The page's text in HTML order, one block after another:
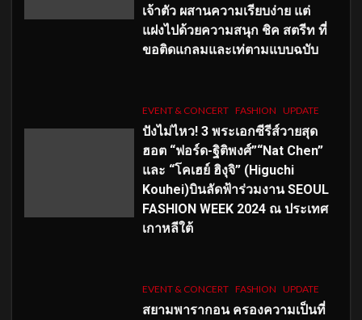
เจ้าตัว ผสานความเรียบง่าย แต่
แฝงไปด้วยความสนุก ชิค สตรีท ที่
ขอติดแกลมและเท่ตามแบบฉบับ
EVENT & CONCERT FASHION UPDATE
ปังไม่ไหว! 3 พระเอกซีรีส์วายสุด
ฮอต “ฟอร์ด-ฐิติพงศ์”“Nat Chen”
และ “โคเฮย์ ฮิงุจิ” (Higuchi
Kouhei)บินลัดฟ้าร่วมงาน SEOUL
FASHION WEEK 2024 ณ ประเทศ
เกาหลีใต้
EVENT & CONCERT FASHION UPDATE
สยามพารากอน ครองความเป็นที่